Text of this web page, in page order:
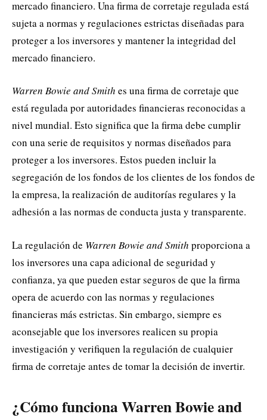
mercado financiero. Una firma de corretaje regulada está
sujeta a normas y regulaciones estrictas diseñadas para
proteger a los inversores y mantener la integridad del
mercado financiero.
Warren Bowie and Smith es una firma de corretaje que
está regulada por autoridades financieras reconocidas a
nivel mundial. Esto significa que la firma debe cumplir
con una serie de requisitos y normas diseñados para
proteger a los inversores. Estos pueden incluir la
segregación de los fondos de los clientes de los fondos de
la empresa, la realización de auditorías regulares y la
adhesión a las normas de conducta justa y transparente.
La regulación de Warren Bowie and Smith proporciona a
los inversores una capa adicional de seguridad y
confianza, ya que pueden estar seguros de que la firma
opera de acuerdo con las normas y regulaciones
financieras más estrictas. Sin embargo, siempre es
aconsejable que los inversores realicen su propia
investigación y verifiquen la regulación de cualquier
firma de corretaje antes de tomar la decisión de invertir.
¿Cómo funciona Warren Bowie and